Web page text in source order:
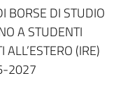
BORSE DI STUDIO
A STUDENTI
(IRE)
2027